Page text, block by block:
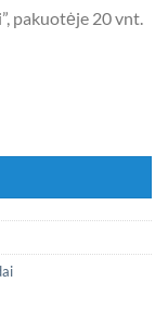
pakuotėje 20 vnt.